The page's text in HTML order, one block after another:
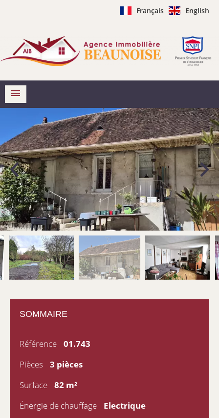
Français English
SOMMAIRE
Référence
01.743
Pièces
3 pièces
Surface
82 m²
Énergie de chauffage
Electrique